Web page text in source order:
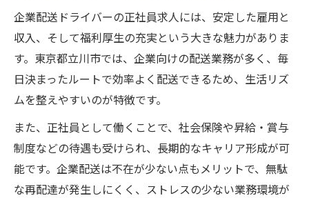
女性活躍中の職場環境が配送効率に直結
ストレスなしで働ける配送業のコツを紹介
軽貨物ドライバーで安心のキャリア形成
未経験から安心して始める軽貨物ドライバ
ー
企業配送で安定したキャリアを築くポイン
ト
女性も安心の台募集と職場サポート体制
企業配送ドライバーの正社員求人には、安定した雇用と
収入、そして福利厚生の充実という大きな魅力がありま
す。東京都立川市では、企業向けの配送業務が多く、毎
日決まったルートで効率よく配送できるため、生活リズ
ムを整えやすいのが特徴です。
また、正社員として働くことで、社会保険や昇給・賞与
制度などの待遇も受けられ、長期的なキャリア形成が可
能です。企業配送は不在が少ない点もメリットで、無駄
な再配達が発生しにくく、ストレスの少ない業務環境が